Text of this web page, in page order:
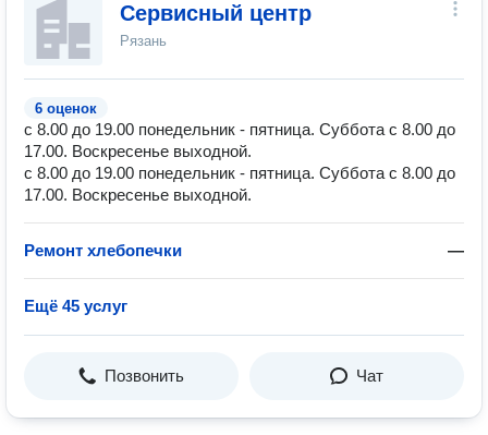
Сервисный центр
Рязань
6 оценок
с 8.00 до 19.00 понедельник - пятница. Суббота с 8.00 до
17.00. Воскресенье выходной.
с 8.00 до 19.00 понедельник - пятница. Суббота с 8.00 до
17.00. Воскресенье выходной.
Ремонт хлебопечки —
Ещё 45 услуг
Позвонить Чат